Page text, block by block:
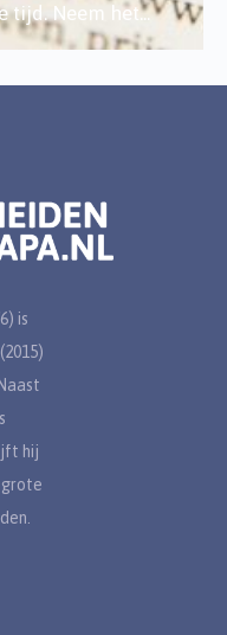
tijd. Neem het...
is
hij
grote